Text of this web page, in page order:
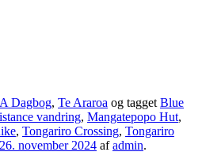
Dagbog, Te Araroa og tagget Blue
vandring, Mangatepopo Hut,
, Tongariro Crossing, Tongariro
26. november 2024 afadmin.